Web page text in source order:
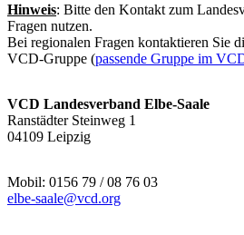
Hinweis: Bitte den Kontakt zum
Fragen nutzen.
Bei regionalen Fragen kontaktieren Sie
VCD-Gruppe (passende Gruppe im
VCD Landesverband Elbe-Saale
Ranstädter Steinweg 1
04109 Leipzig
Mobil: 0156 79 / 08 76 03
elbe-saale@vcd.org